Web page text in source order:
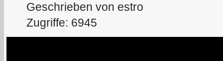
Geschrieben von estro
Zugriffe: 6945